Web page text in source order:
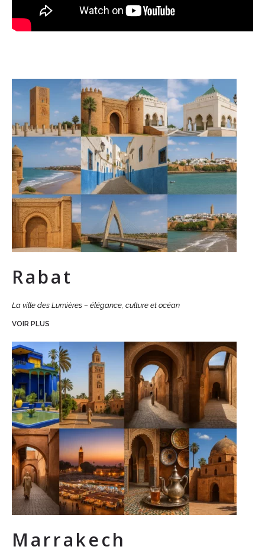
Rabat
La ville des Lumières – élégance, culture et océan
VOIR PLUS
Marrakech